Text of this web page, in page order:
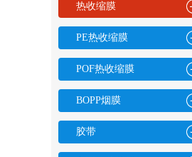
热收缩膜
PE热收缩膜
POF热收缩膜
BOPP烟膜
胶带